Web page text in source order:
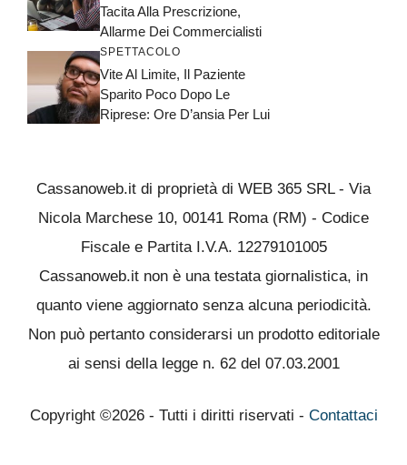
Tacita Alla Prescrizione,
Allarme Dei Commercialisti
SPETTACOLO
Vite Al Limite, Il Paziente
Sparito Poco Dopo Le
Riprese: Ore D’ansia Per Lui
Cassanoweb.it di proprietà di WEB 365 SRL - Via
Nicola Marchese 10, 00141 Roma (RM) - Codice
Fiscale e Partita I.V.A. 12279101005
Cassanoweb.it non è una testata giornalistica, in
quanto viene aggiornato senza alcuna periodicità.
Non può pertanto considerarsi un prodotto editoriale
ai sensi della legge n. 62 del 07.03.2001
Copyright ©2026 - Tutti i diritti riservati - Contattaci